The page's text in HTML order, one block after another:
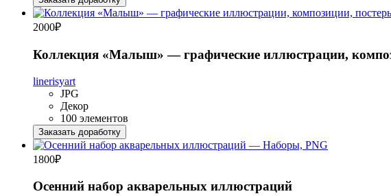
2000₽
Коллекция «Малыш» — графические иллюстрации,
linerisyart
JPG
Декор
100 элементов
Заказать доработку
1800₽
Осенний набор акварельных иллюстраций